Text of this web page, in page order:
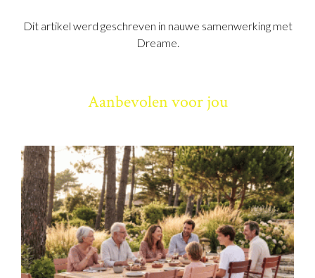
Dit artikel werd geschreven in nauwe samenwerking met
Dreame.
Aanbevolen voor jou